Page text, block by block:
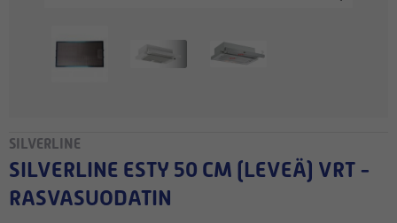
SILVERLINE
SILVERLINE ESTY 50 CM (LEVEÄ) VRT -
RASVASUODATIN